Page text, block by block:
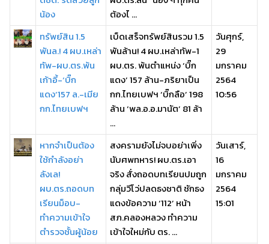
น้อง
ต้องไ ...
ทรัพย์สิน 1.5
พันล.! 4 ผบ.เหล่า
ทัพ-ผบ.ตร.พ้น
เก้าอี้-‘บิ๊ก
แดง’157 ล.-เมีย
กก.ไทยเบฟฯ
เบ็ดเสร็จทรัพย์สินรวม 1.5
พันล้าน! 4 ผบ.เหล่าทัพ-1
ผบ.ตร. พ้นตำแหน่ง ‘บิ๊ก
แดง’ 157 ล้าน-ภริยาเป็น
กก.ไทยเบฟฯ ‘บิ๊กลือ’ 198
ล้าน ‘พล.อ.อ.มานัต’ 81 ล้า
...
วันศุกร์,
29
มกราคม
2564
10:56
หากจำเป็นต้อง
ใช้กำลังอย่า
ลังเล!
ผบ.ตร.ถอดบท
เรียนม็อบ-
ทำความเข้าใจ
ตำรวจชั้นผู้น้อย
สงครามยังไม่จบอย่าเพิ่ง
นับศพทหาร! ผบ.ตร.เอา
จริง สั่งถอดบทเรียนปมถูก
กลุ่มวีโว่ปลดธงชาติ ชักธง
แดงข้อความ ‘112’ หน้า
สภ.คลองหลวง ทำความ
เข้าใจใหม่กับ ตร. ...
วันเสาร์,
16
มกราคม
2564
15:01